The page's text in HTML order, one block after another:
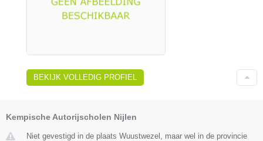
BEKIJK VOLLEDIG PROFIEL
Kempische Autorijscholen Nijlen
Niet gevestigd in de plaats Wuustwezel, maar wel in de provincie